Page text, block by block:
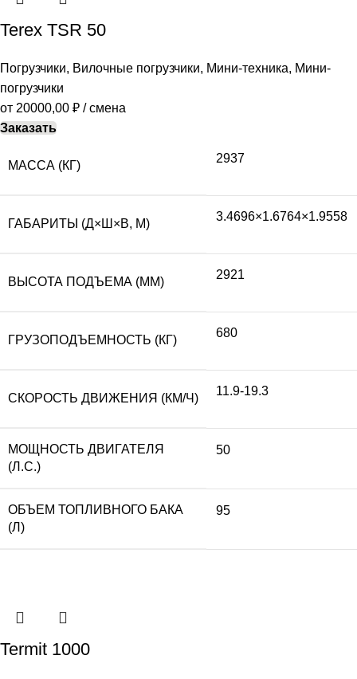
Terex TSR 50
Погрузчики, Вилочные погрузчики, Мини-техника, Мини-
погрузчики
от 20000,00 ₽ / смена
Заказать
МАССА (КГ)
2937
ГАБАРИТЫ (Д×Ш×В, М)
3.4696×1.6764×1.9558
ВЫСОТА ПОДЪЕМА (ММ)
2921
ГРУЗОПОДЪЕМНОСТЬ (КГ)
680
СКОРОСТЬ ДВИЖЕНИЯ (КМ/Ч)
11.9-19.3
МОЩНОСТЬ ДВИГАТЕЛЯ
(Л.С.)
50
ОБЪЕМ ТОПЛИВНОГО БАКА
(Л)
95
Termit 1000